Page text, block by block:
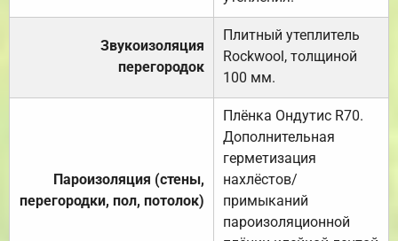
Звукоизоляция
перегородок
Плитный утеплитель
Rockwool, толщиной
100 мм.
Пароизоляция (стены,
перегородки, пол, потолок)
Плёнка Ондутис R70.
Дополнительная
герметизация
нахлёстов/
примыканий
пароизоляционной